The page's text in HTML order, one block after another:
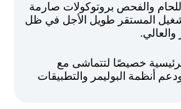
والفحص بروتوكولات صارمة
المستقر طويل الأجل في ظل
خصيصًا لتتماشى مع
أنظمة البوليمر والتطبيقات